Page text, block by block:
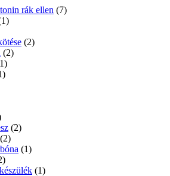
rák ellen (7)
(2)
(2)
(2)
(2)
(1)
(1)